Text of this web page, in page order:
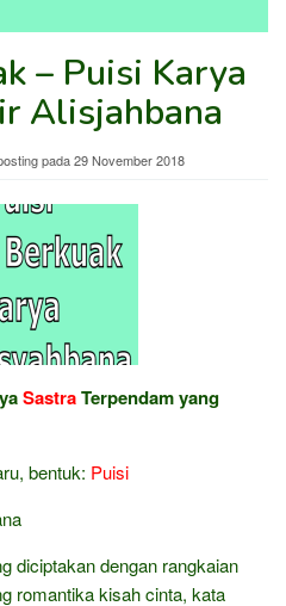
– Puisi Karya
Alisjahbana
pada29 November 2018
SastraTerpendam yang
bentuk: Puisi
diciptakan dengan rangkaian
romantika kisah cinta, kata